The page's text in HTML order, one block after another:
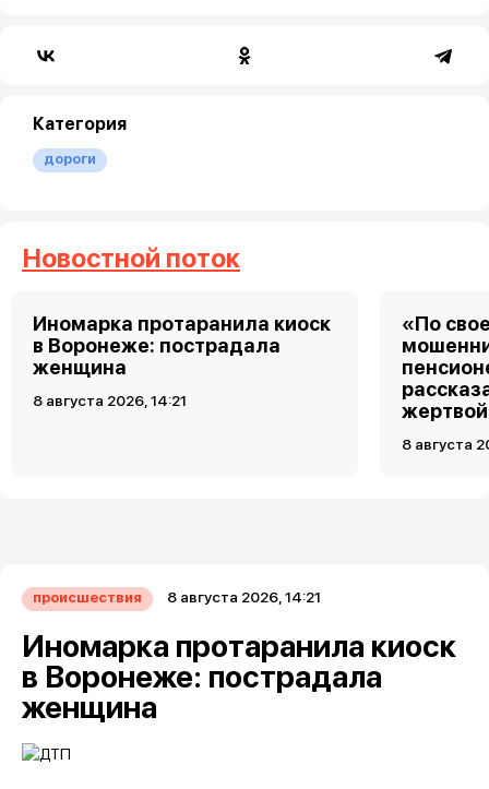
Категория
дороги
Новостной поток
Иномарка протаранила киоск
в Воронеже: пострадала
женщина
8 августа 2026, 14:21
«По
8 августа
происшествия 8 августа 2026, 14:21
Иномарка протаранила киоск
в Воронеже: пострадала
женщина